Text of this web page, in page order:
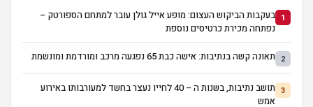
1 בעקבות הביקוש העצום: מופע אייל גולן עובר למתחם הספורטק –
נפתחה מכירת כרטיסים נוספת
2 תאונה קשה בנתיבות: אישה כבת 65 נפגעה מרכב ומורדמת ומונשמת
3
תושב נתיבות, בשנות ה – 40 לחייו נעצר בחשד למעורבותו באירוע
אמש